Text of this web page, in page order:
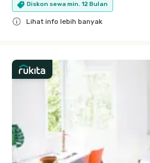
Diskon sewa min. 12 Bulan
Lihat info lebih banyak